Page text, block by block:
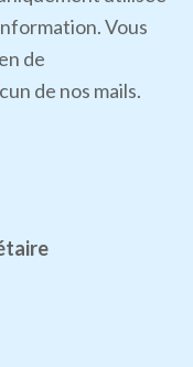
Vous
de
de nos mails.